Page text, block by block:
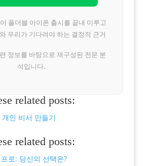
폴더블 아이폰 출시를 끝내 미루고
우리가 기다려야 하는 결정적 근거
정보를 바탕으로 재구성된 전문 분
석입니다.
related posts:
인 비서 만들기
related posts:
로: 당신의 선택은?